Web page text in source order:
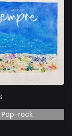
Pop-rock